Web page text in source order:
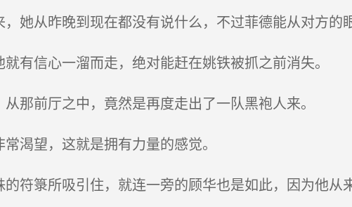
她从昨晚到现在都没有说什么，不过菲德能从对方的
有信心一溜而走，绝对能赶在姚铁被抓之前消失。
那前厅之中，竟然是再度走出了一队黑袍人来。
渴望，这就是拥有力量的感觉。
符箓所吸引住，就连一旁的顾华也是如此，因为他从